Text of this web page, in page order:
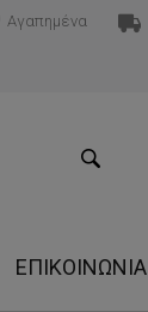
Αγαπημένα
ΕΠΙΚΟΙΝΩΝΊΑ